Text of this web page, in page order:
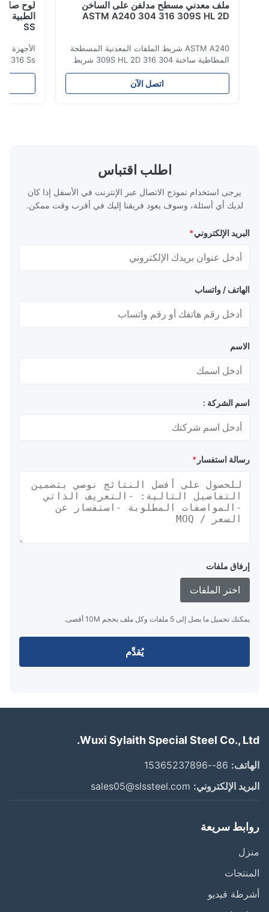
ملف معدني مسطح مدلفن على الساخن
ASTM A240 304 316 309S HL 2D
ASTM A240 شريط الملفات المعدنية المسطحة
المطاطية ساخنة 304 316 309S HL 2D شريط
لفائف الفولاذ المقاوم للصدأ المطاط الساخن /
ASTM A240 مواصفات المنتج اسم المنتج بطاقة
اتصل الآن
لوح صاج
المنتج الصفائح
اطلب اقتباس
يرجى استخدام نموذج الاتصال عبر الإنترنت في الأسفل إذا كان
لديك أي أسئلة، وسوف يعود فريقنا إليك في أقرب وقت ممكن.
البريد الإلكتروني*
الهاتف / واتساب
اسم الشركة :
رسالة استفسار*
إرفاق ملفات
اختر الملفات
يمكنك تحميل ما يصل إلى 5 ملفات وكل ملف بحجم 10M أقصى.
Wuxi Sylaith Special Steel Co.,
86--15365237896
الإلكتروني: sales05@slssteel.com
سريعة
فيديو